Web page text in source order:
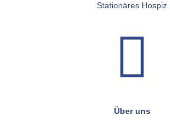
Stationäres Hospiz

Über uns